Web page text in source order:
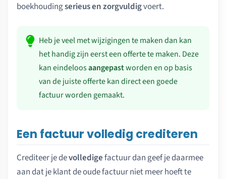
boekhoudingserieus en zorgvuldigvoert.
Heb je veel met wijzigingen te maken dan kan
het handig zijn eerst een offerte te maken. Deze
kan eindeloosaangepastworden en op basis
van de juiste offerte kan direct een goede
factuur worden gemaakt.
Een factuur volledig crediteren
Crediteer je devolledigefactuur dan geef je daarmee
aan dat je klant de oude factuur niet meer hoeft te